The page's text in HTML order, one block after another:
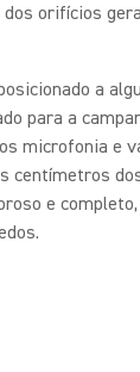
orifícios
a
para a
microfonia e
centímetros
e